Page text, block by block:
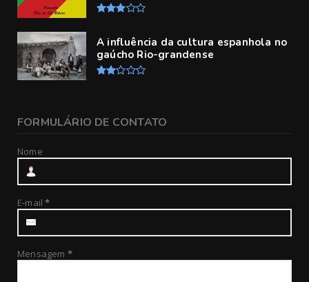
A influência da cultura espanhola no
gaúcho Rio-grandense
FORMULÁRIO DE CONTATO
Nome
E-mail*
Mensagem *